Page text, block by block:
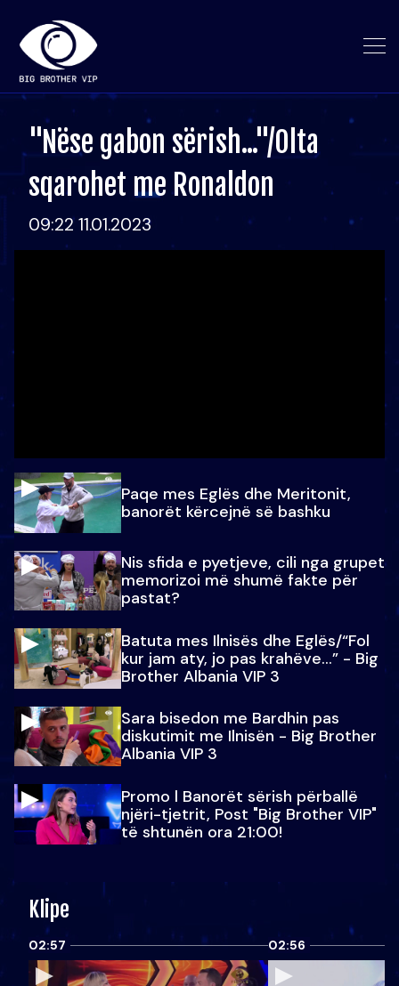
"Nëse gabon sërish..."/Olta
sqarohet me Ronaldon
09:22 11.01.2023
Paqe mes Eglës dhe Meritonit,
banorët kërcejnë së bashku
Nis sfida e pyetjeve, cili nga grupet
memorizoi më shumë fakte për
pastat?
Batuta mes Ilnisës dhe Eglës/“Fol
kur jam aty, jo pas krahëve…” - Big
Brother Albania VIP 3
Sara bisedon me Bardhin pas
diskutimit me Ilnisën - Big Brother
Albania VIP 3
Promo l Banorët sërish përballë
njëri-tjetrit, Post "Big Brother VIP"
të shtunën ora 21:00!
Klipe
02:57 02:56